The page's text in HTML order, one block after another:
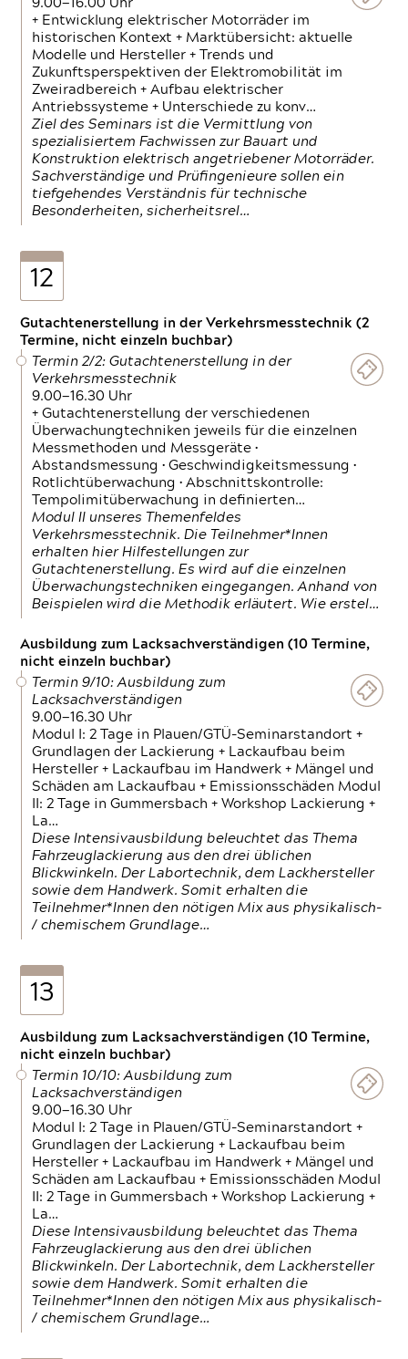
9.00—16.00 Uhr
+ Entwicklung elektrischer Motorräder im
historischen Kontext + Marktübersicht: aktuelle
Modelle und Hersteller + Trends und
Zukunftsperspektiven der Elektromobilität im
Zweiradbereich + Aufbau elektrischer
Antriebssysteme + Unterschiede zu konv…
Ziel des Seminars ist die Vermittlung von
spezialisiertem Fachwissen zur Bauart und
Konstruktion elektrisch angetriebener Motorräder.
Sachverständige und Prüfingenieure sollen ein
tiefgehendes Verständnis für technische
Besonderheiten, sicherheitsrel…
12
Gutachtenerstellung in der Verkehrsmesstechnik (2
Termine, nicht einzeln buchbar)
Termin 2/2: Gutachtenerstellung in der
Verkehrsmesstechnik
9.00—16.30 Uhr
+ Gutachtenerstellung der verschiedenen
Überwachungtechniken jeweils für die einzelnen
Messmethoden und Messgeräte •
Abstandsmessung • Geschwindigkeitsmessung •
Rotlichtüberwachung • Abschnittskontrolle:
Tempolimitüberwachung in definierten…
Modul II unseres Themenfeldes
Verkehrsmesstechnik. Die Teilnehmer*Innen
erhalten hier Hilfestellungen zur
Gutachtenerstellung. Es wird auf die einzelnen
Überwachungstechniken eingegangen. Anhand von
Beispielen wird die Methodik erläutert. Wie erstel…
Ausbildung zum Lacksachverständigen (10 Termine,
nicht einzeln buchbar)
Termin 9/10: Ausbildung zum
Lacksachverständigen
9.00—16.30 Uhr
Modul I: 2 Tage in Plauen/GTÜ-Seminarstandort +
Grundlagen der Lackierung + Lackaufbau beim
Hersteller + Lackaufbau im Handwerk + Mängel und
Schäden am Lackaufbau + Emissionsschäden Modul
II: 2 Tage in Gummersbach + Workshop Lackierung +
La…
Diese Intensivausbildung beleuchtet das Thema
Fahrzeuglackierung aus den drei üblichen
Blickwinkeln. Der Labortechnik, dem Lackhersteller
sowie dem Handwerk. Somit erhalten die
Teilnehmer*Innen den nötigen Mix aus physikalisch-
/ chemischem Grundlage…
13
Ausbildung zum Lacksachverständigen (10 Termine,
nicht einzeln buchbar)
Termin 10/10: Ausbildung zum
Lacksachverständigen
9.00—16.30 Uhr
Modul I: 2 Tage in Plauen/GTÜ-Seminarstandort +
Grundlagen der Lackierung + Lackaufbau beim
Hersteller + Lackaufbau im Handwerk + Mängel und
Schäden am Lackaufbau + Emissionsschäden Modul
II: 2 Tage in Gummersbach + Workshop Lackierung +
La…
Diese Intensivausbildung beleuchtet das Thema
Fahrzeuglackierung aus den drei üblichen
Blickwinkeln. Der Labortechnik, dem Lackhersteller
sowie dem Handwerk. Somit erhalten die
Teilnehmer*Innen den nötigen Mix aus physikalisch-
/ chemischem Grundlage…